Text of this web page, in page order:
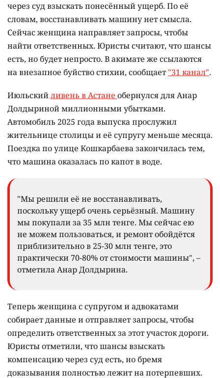
через суд взыскать понесённый ущерб. По её
словам, восстанавливать машину нет смысла.
Сейчас женщина направляет запросы, чтобы
найти ответственных. Юристы считают, что шансы
есть, но будет непросто. В акимате же ссылаются
на внезапное буйство стихии, сообщает "31 канал".
Июльскийливень в Астане обернулся для Анар
Долдыриной миллионными убытками.
Автомобиль 2025 года выпуска прослужил
жительнице столицы и её супругу меньше месяца.
Поездка по улице Кошкарбаева закончилась тем,
что машина оказалась по капот в воде.
"Мы решили её не восстанавливать,
поскольку ущерб очень серьёзный. Машину
мы покупали за 35 млн тенге. Мы сейчас ею
не можем пользоваться, и ремонт обойдётся
приблизительно в 25-30 млн тенге, это
практически 70-80% от стоимости машины", –
отметила Анар Долдырина.
Теперь женщина с супругом и адвокатами
собирает данные и отправляет запросы, чтобы
определить ответственных за этот участок дороги.
Юристы отметили, что шансы взыскать
компенсацию через суд есть, но бремя
доказывания полностью лежит на потерпевших.